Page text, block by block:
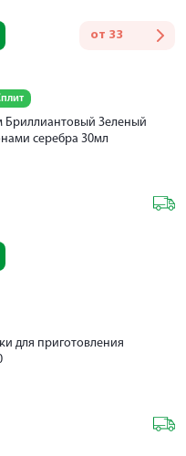
от 33
Бриллиантовый Зеленый
серебра 30мл
для приготовления